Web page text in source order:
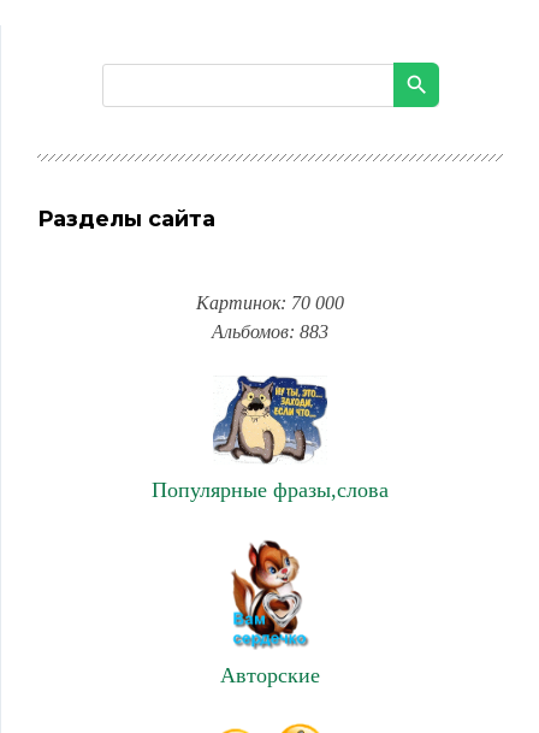
Разделы сайта
Картинок: 70 000
Альбомов: 883
Популярные фразы,слова
Авторские